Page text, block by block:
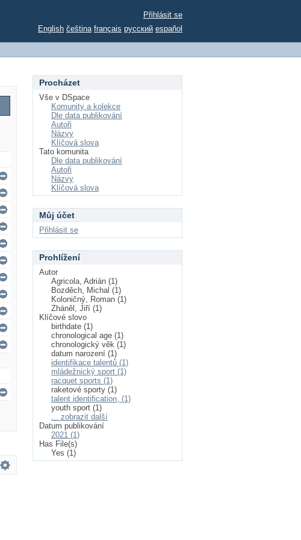
Přihlásit se
English čeština français русский español
Procházet
Vše v DSpace
Komunity a kolekce
Dle data publikování
Autoři
Názvy
Klíčová slova
Tato komunita
Dle data publikování
Autoři
Názvy
Klíčová slova
Můj účet
Přihlásit se
Prohlížení
Autor
Agricola, Adrián (1)
Bozděch, Michal (1)
Koloničný, Roman (1)
Zháněl, Jiří (1)
Klíčové slovo
birthdate (1)
chronological age (1)
chronologický věk (1)
datum narození (1)
identifikace talentů (1)
mládežnický sport (1)
racquet sports (1)
raketové sporty (1)
talent identification, (1)
youth sport (1)
... zobrazit další
Datum publikování
2021 (1)
Has File(s)
Yes (1)